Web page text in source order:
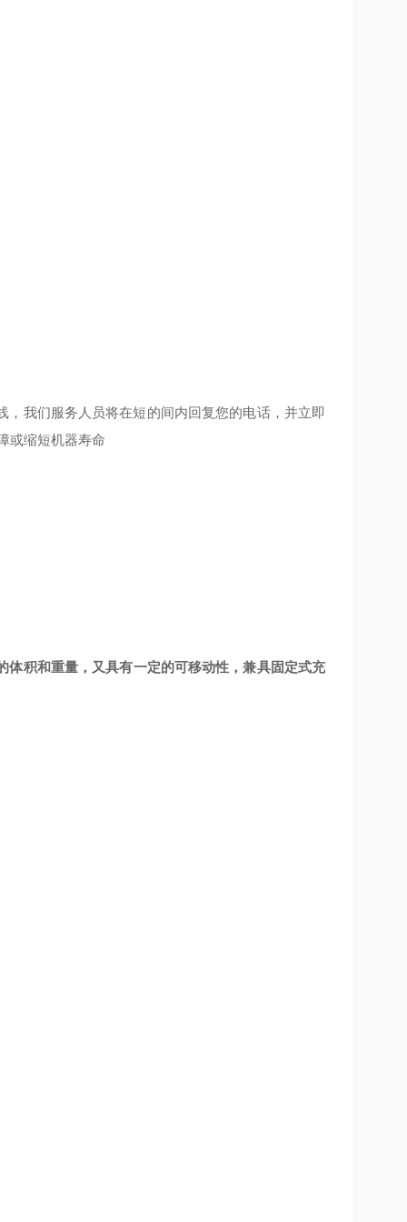
我们服务人员将在短的间内回复您的电话，并立即
或缩短机器寿命
积和重量，又具有一定的可移动性，兼具固定式充